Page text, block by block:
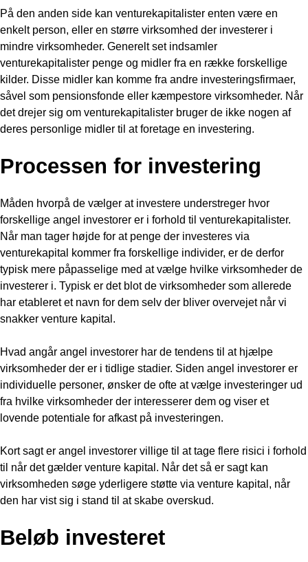
På den anden side kan venturekapitalister enten være en
enkelt person, eller en større virksomhed der investerer i
mindre virksomheder. Generelt set indsamler
venturekapitalister penge og midler fra en række forskellige
kilder. Disse midler kan komme fra andre investeringsfirmaer,
såvel som pensionsfonde eller kæmpestore virksomheder. Når
det drejer sig om venturekapitalister bruger de ikke nogen af
deres personlige midler til at foretage en investering.
Processen for investering
Måden hvorpå de vælger at investere understreger hvor
forskellige angel investorer er i forhold til venturekapitalister.
Når man tager højde for at penge der investeres via
venturekapital kommer fra forskellige individer, er de derfor
typisk mere påpasselige med at vælge hvilke virksomheder de
investerer i. Typisk er det blot de virksomheder som allerede
har etableret et navn for dem selv der bliver overvejet når vi
snakker venture kapital.
Hvad angår angel investorer har de tendens til at hjælpe
virksomheder der er i tidlige stadier. Siden angel investorer er
individuelle personer, ønsker de ofte at vælge investeringer ud
fra hvilke virksomheder der interesserer dem og viser et
lovende potentiale for afkast på investeringen.
Kort sagt er angel investorer villige til at tage flere risici i forhold
til når det gælder venture kapital. Når det så er sagt kan
virksomheden søge yderligere støtte via venture kapital, når
den har vist sig i stand til at skabe overskud.
Beløb investeret